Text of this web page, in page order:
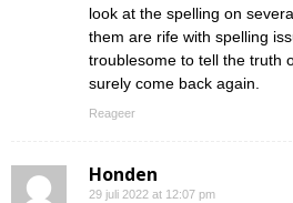
look at the spelling on
them are rife with spelling
troublesome to tell the truth
surely come back again.
Reageer
Honden
29 juli 2022 at 12:07 pm